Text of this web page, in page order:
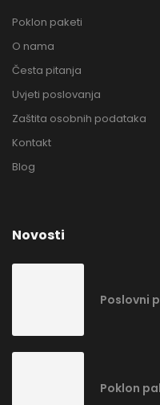
Poklon paketi
O nama
Česta pitanja
Uvjeti poslovanja
Zaštita osobnih podataka
Kontakt
Blog
Novosti
Poslovni
Poklon